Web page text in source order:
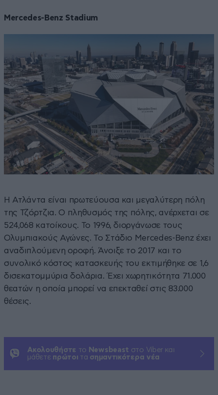
Mercedes-Benz Stadium
Η Ατλάντα είναι πρωτεύουσα και μεγαλύτερη πόλη
της Τζόρτζια. Ο πληθυσμός της πόλης, ανέρχεται σε
524,068 κατοίκους. Το 1996, διοργάνωσε τους
Ολυμπιακούς Αγώνες. Το Στάδιο Mercedes-Benz έχει
αναδιπλούμενη οροφή. Άνοιξε το 2017 και το
συνολικό κόστος κατασκευής του εκτιμήθηκε σε 1,6
δισεκατομμύρια δολάρια. Έχει χωρητικότητα 71.000
θεατών η οποία μπορεί να επεκταθεί στις 83.000
θέσεις.
Ακολουθήστε το Newsbeast στο Viber και
μάθετε πρώτοι τα σημαντικότερα νέα